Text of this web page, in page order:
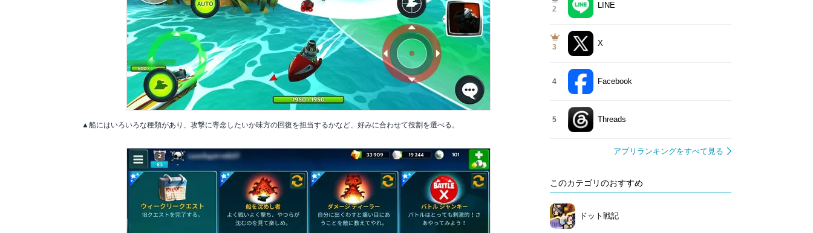
▲船にはいろいろな種類があり、攻撃に専念したいか味方の回復を担当するかなど、好みに合わせて役割を選べる。
2 LINE
3 X
4 Facebook
5 Threads
アプリランキングをすべて見る
このカテゴリのおすすめ
ドット戦記